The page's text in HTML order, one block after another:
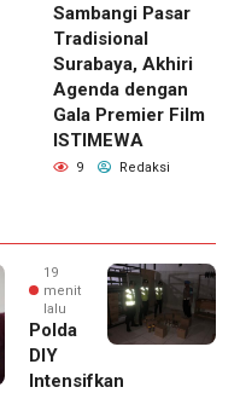
Sambangi Pasar
Tradisional
Surabaya, Akhiri
Agenda dengan
Gala Premier Film
ISTIMEWA
9 Redaksi
19
menit
lalu
Polda
DIY
Intensifkan